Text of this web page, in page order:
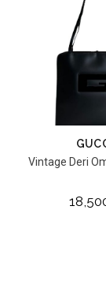
Vintage Deri